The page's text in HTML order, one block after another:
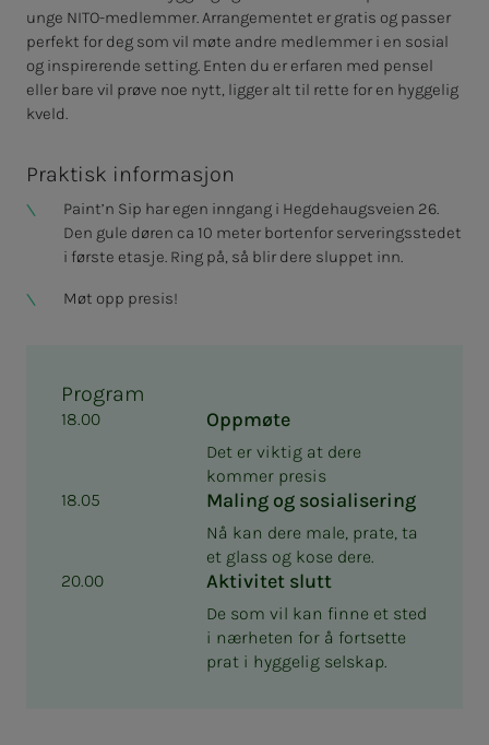
unge NITO-medlemmer. Arrangementet er gratis og passer
perfekt for deg som vil møte andre medlemmer i en sosial
og inspirerende setting. Enten du er erfaren med pensel
eller bare vil prøve noe nytt, ligger alt til rette for en hyggelig
kveld.
Praktisk informasjon
Paint’n Sip har egen inngang i Hegdehaugsveien 26.
Den gule døren ca 10 meter bortenfor serveringsstedet
i første etasje. Ring på, så blir dere sluppet inn.
Møt opp presis!
Program
18.00 Oppmøte
Det er viktig at dere
kommer presis
18.05
Maling og sosialisering
Nå kan dere male, prate, ta
et glass og kose dere.
20.00
Aktivitet slutt
De som vil kan finne et sted
i nærheten for å fortsette
prat i hyggelig selskap.